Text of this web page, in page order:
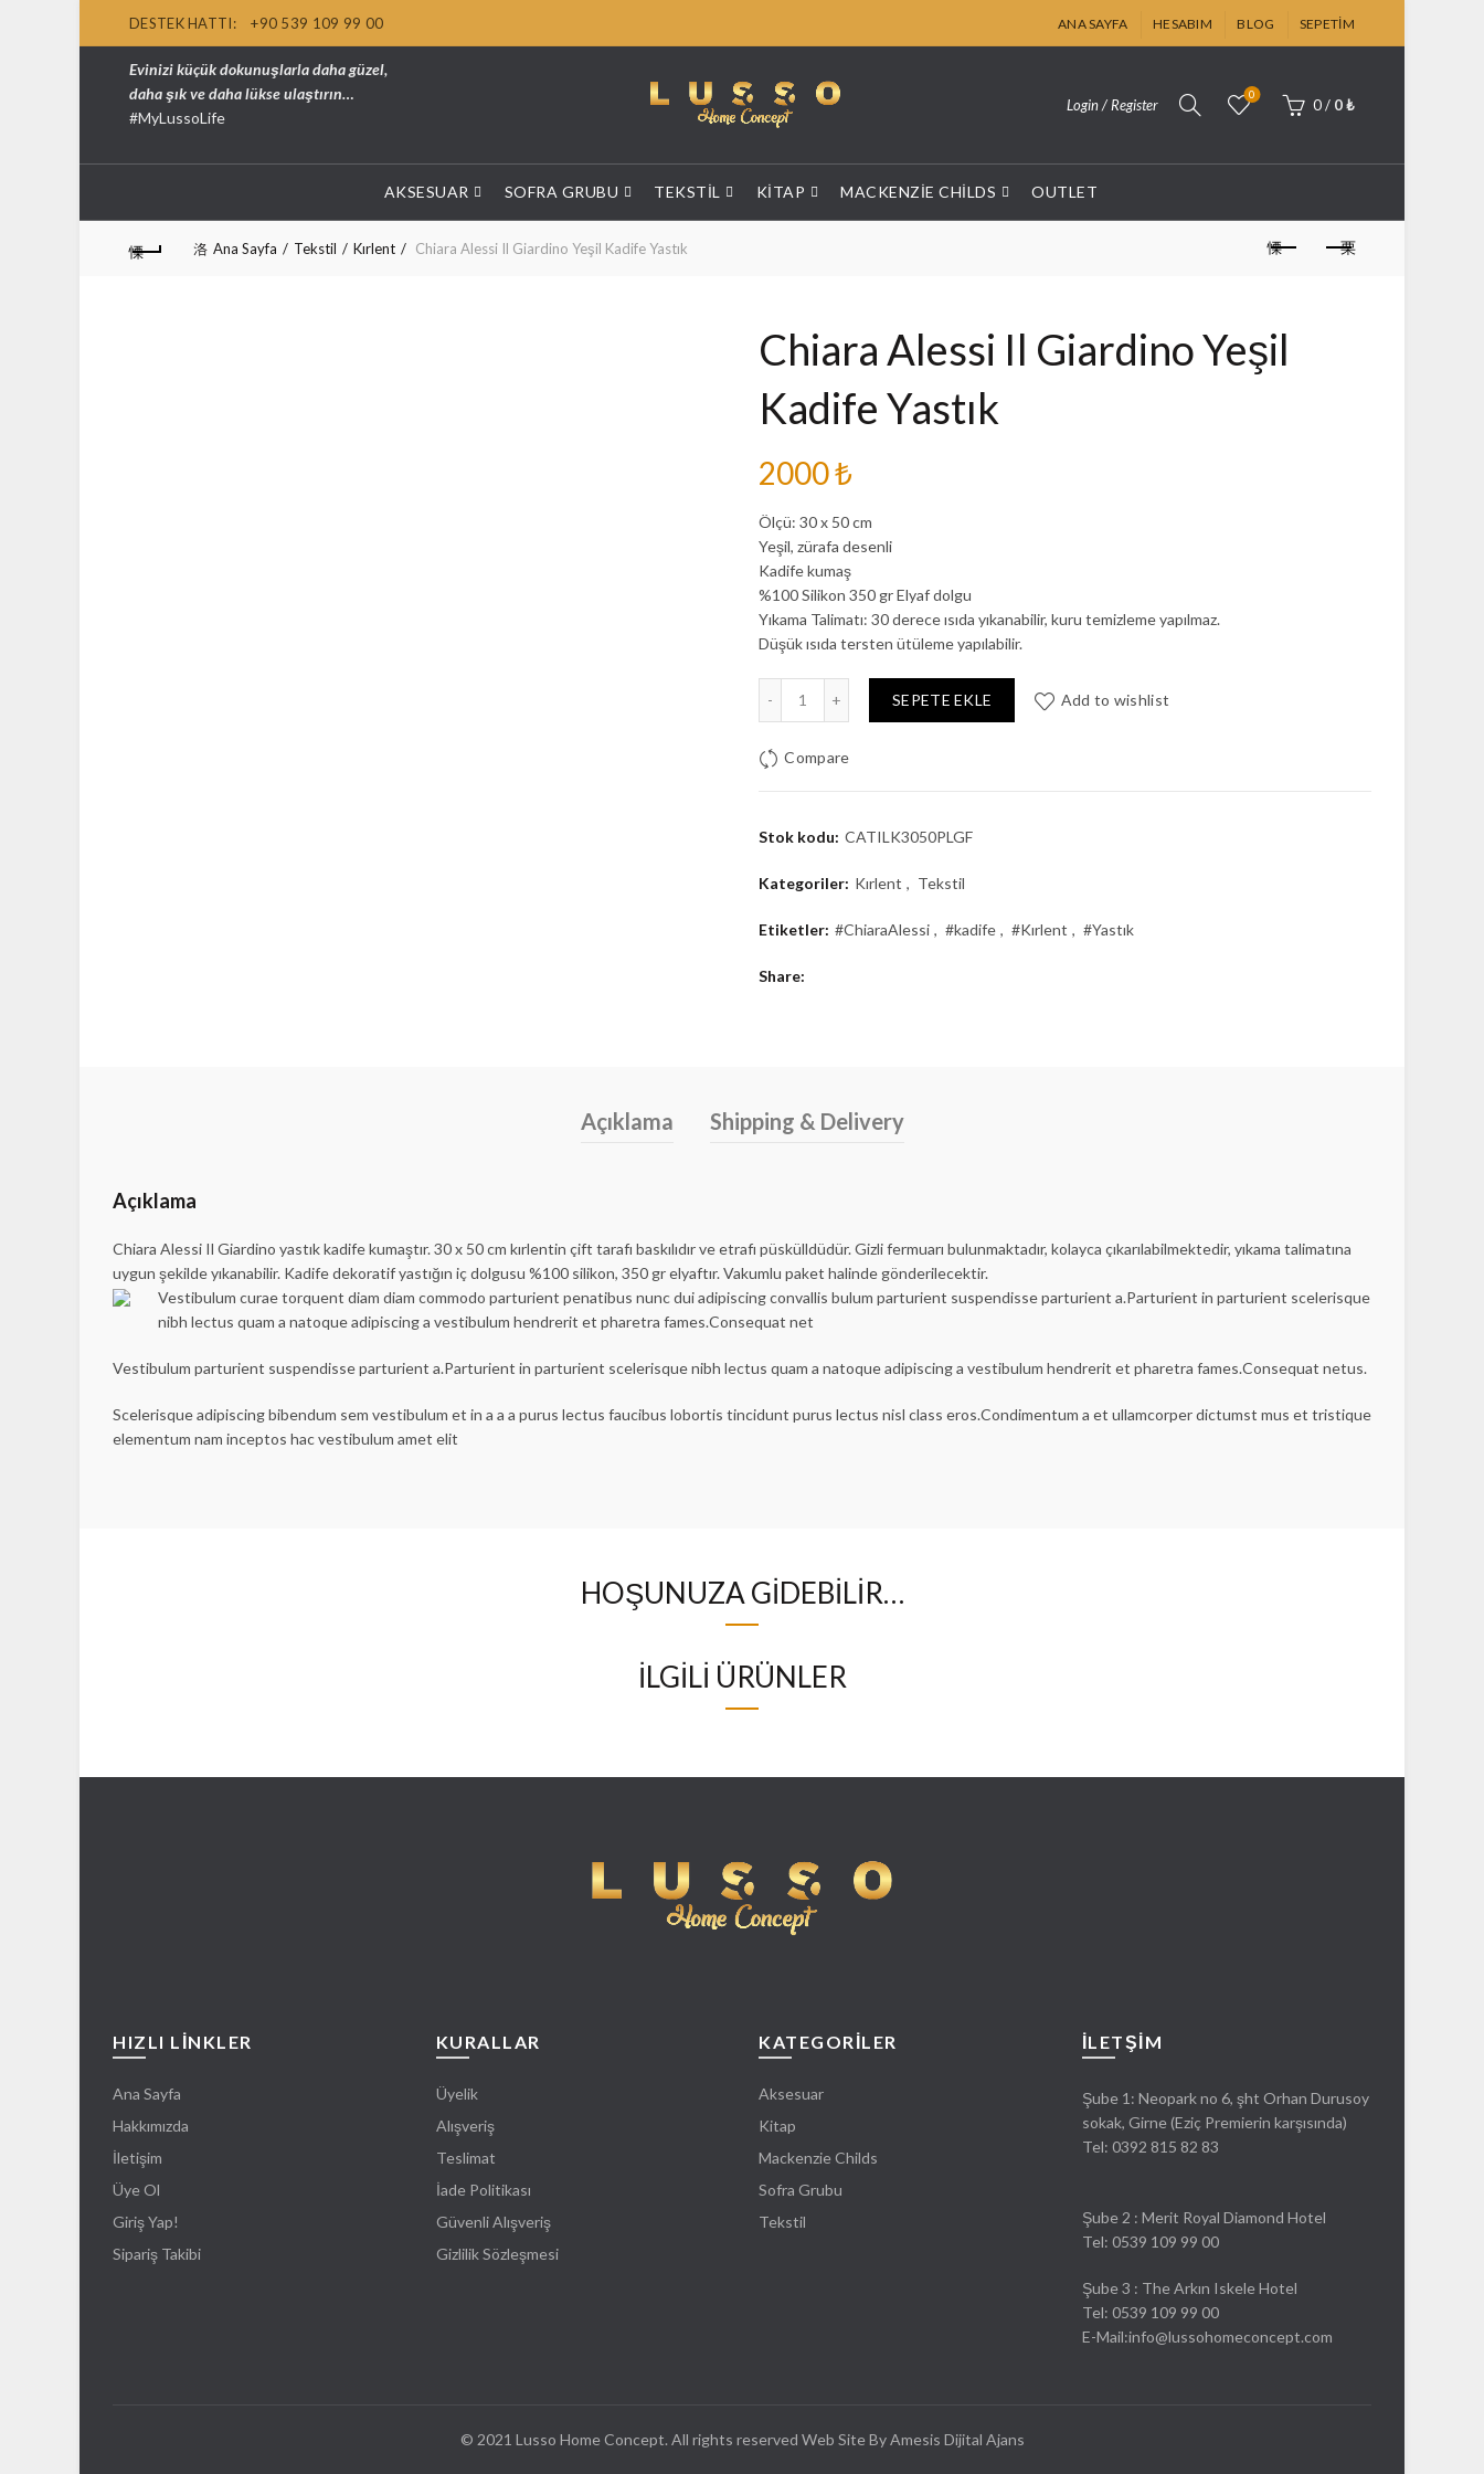
DESTEK HATTI: +90 539 109 99 00 ANA SAYFA HESABIM BLOG SEPETIM
Evinizi küçük dokunuşlarla daha güzel,
daha şık ve daha lükse ulaştırın…
#MyLussoLife
Login / Register
0
0/ 0₺
AKSESUAR SOFRA GRUBU TEKSTIL KITAP MACKENZIE CHILDS OUTLET
Ana Sayfa Tekstil Kırlent Chiara Alessi Il Giardino Yeşil Kadife Yastık
Chiara Alessi Il Giardino Yeşil
Kadife Yastık
2000₺
Ölçü: 30 x 50 cm
Yeşil, zürafa desenli
Kadife kumaş
%100 Silikon 350 gr Elyaf dolgu
Yıkama Talimatı: 30 derece ısıda yıkanabilir, kuru temizleme yapılmaz.
Düşük ısıda tersten ütüleme yapılabilir.
Chiara Alessi Il Giardino Yeşil Kadife Yastık adet
SEPETE EKLE Add to wishlist
Compare
Stok kodu: CATILK3050PLGF
Kategoriler: Kırlent , Tekstil
Etiketler: #ChiaraAlessi , #kadife , #Kırlent , #Yastık
Share
Açıklama Shipping & Delivery
Açıklama
Chiara Alessi Il Giardino yastık kadife kumaştır. 30 x 50 cm kırlentin çift tarafı baskılıdır ve etrafı püskülldüdür. Gizli fermuarı bulunmaktadır, kolayca çıkarılabilmektedir, yıkama talimatına
uygun şekilde yıkanabilir. Kadife dekoratif yastığın iç dolgusu %100 silikon, 350 gr elyaftır. Vakumlu paket halinde gönderilecektir.
Vestibulum curae torquent diam diam commodo parturient penatibus nunc dui adipiscing convallis bulum parturient suspendisse parturient a.Parturient in parturient scelerisque
nibh lectus quam a natoque adipiscing a vestibulum hendrerit et pharetra fames.Consequat net
Vestibulum parturient suspendisse parturient a.Parturient in parturient scelerisque nibh lectus quam a natoque adipiscing a vestibulum hendrerit et pharetra fames.Consequat netus.
Scelerisque adipiscing bibendum sem vestibulum et in a a a purus lectus faucibus lobortis tincidunt purus lectus nisl class eros.Condimentum a et ullamcorper dictumst mus et tristique
elementum nam inceptos hac vestibulum amet elit
HOŞUNUZA GIDEBILIR…
İLGILI ÜRÜNLER
HIZLI LİNKLER
Ana Sayfa
Hakkımızda
İletişim
Üye Ol
Giriş Yap!
Sipariş Takibi
KURALLAR
Üyelik
Alışveriş
Teslimat
İade Politikası
Güvenli Alışveriş
Gizlilik Sözleşmesi
KATEGORİLER
Aksesuar
Kitap
Mackenzie Childs
Sofra Grubu
Tekstil
İLETŞIM
Şube 1: Neopark no 6, şht Orhan Durusoy
sokak, Girne (Eziç Premierin karşısında)
Tel: 0392 815 82 83
Şube 2 : Merit Royal Diamond Hotel
Tel: 0539 109 99 00
Şube 3 : The Arkın Iskele Hotel
Tel: 0539 109 99 00
E-Mail:info@lussohomeconcept.com
© 2021 Lusso Home Concept. All rights reserved Web Site By Amesis Dijital Ajans